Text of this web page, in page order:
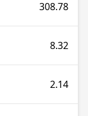
308.78
8.32
2.14